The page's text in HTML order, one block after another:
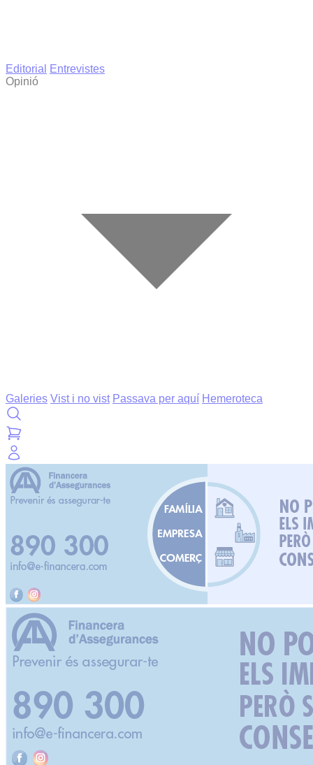
Editorial
Entrevistes
Opinió
Galeries Vist i no vist Passava per aquí Hemeroteca